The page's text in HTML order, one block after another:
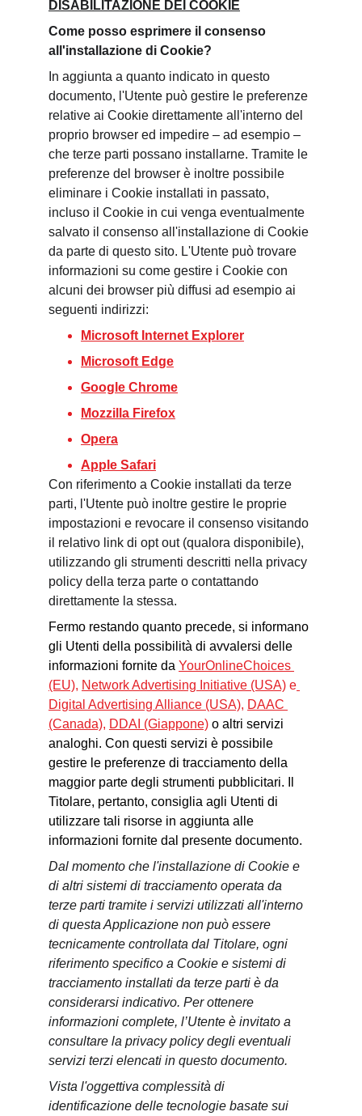
DISABILITAZIONE DEI COOKIE
Come posso esprimere il consenso
all'installazione di Cookie?
In aggiunta a quanto indicato in questo
documento, l'Utente può gestire le preferenze
relative ai Cookie direttamente all'interno del
proprio browser ed impedire – ad esempio –
che terze parti possano installarne. Tramite le
preferenze del browser è inoltre possibile
eliminare i Cookie installati in passato,
incluso il Cookie in cui venga eventualmente
salvato il consenso all'installazione di Cookie
da parte di questo sito. L'Utente può trovare
informazioni su come gestire i Cookie con
alcuni dei browser più diffusi ad esempio ai
seguenti indirizzi:
Microsoft Internet Explorer
Microsoft Edge
Google Chrome
Mozzilla Firefox
Opera
Apple Safari
Con riferimento a Cookie installati da terze
parti, l'Utente può inoltre gestire le proprie
impostazioni e revocare il consenso visitando
il relativo link di opt out (qualora disponibile),
utilizzando gli strumenti descritti nella privacy
policy della terza parte o contattando
direttamente la stessa.
Fermo restando quanto precede, si informano
gli Utenti della possibilità di avvalersi delle
informazioni fornite da YourOnlineChoices
(EU), Network Advertising Initiative (USA) e
Digital Advertising Alliance (USA), DAAC
(Canada), DDAI (Giappone) o altri servizi
analoghi. Con questi servizi è possibile
gestire le preferenze di tracciamento della
maggior parte degli strumenti pubblicitari. Il
Titolare, pertanto, consiglia agli Utenti di
utilizzare tali risorse in aggiunta alle
informazioni fornite dal presente documento.
Dal momento che l'installazione di Cookie e
di altri sistemi di tracciamento operata da
terze parti tramite i servizi utilizzati all'interno
di questa Applicazione non può essere
tecnicamente controllata dal Titolare, ogni
riferimento specifico a Cookie e sistemi di
tracciamento installati da terze parti è da
considerarsi indicativo. Per ottenere
informazioni complete, l’Utente è invitato a
consultare la privacy policy degli eventuali
servizi terzi elencati in questo documento.
Vista l'oggettiva complessità di
identificazione delle tecnologie basate sui